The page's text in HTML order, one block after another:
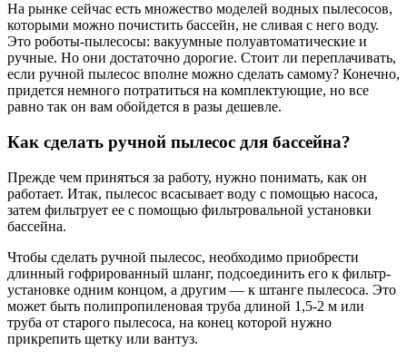
На рынке сейчас есть множество моделей водных пылесосов,
которыми можно почистить бассейн, не сливая с него воду.
Это роботы-пылесосы: вакуумные полуавтоматические и
ручные. Но они достаточно дорогие. Стоит ли переплачивать,
если ручной пылесос вполне можно сделать самому? Конечно,
придется немного потратиться на комплектующие, но все
равно так он вам обойдется в разы дешевле.
Как сделать ручной пылесос для бассейна?
Прежде чем приняться за работу, нужно понимать, как он
работает. Итак, пылесос всасывает воду с помощью насоса,
затем фильтрует ее с помощью фильтровальной установки
бассейна.
Чтобы сделать ручной пылесос, необходимо приобрести
длинный гофрированный шланг, подсоединить его к фильтр-
установке одним концом, а другим — к штанге пылесоса. Это
может быть полипропиленовая труба длиной 1,5-2 м или
труба от старого пылесоса, на конец которой нужно
прикрепить щетку или вантуз.